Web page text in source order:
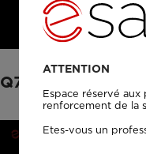
Q7 - GI Kidney
ATTENTION
Espace réservé
renforcement de la
Etes-vous un